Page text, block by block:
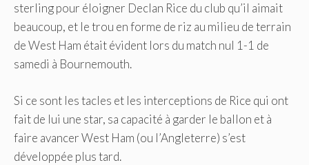
sterling pour éloigner Declan Rice du club qu’il aimait
beaucoup, et le trou en forme de riz au milieu de terrain
de West Ham était évident lors du match nul 1-1 de
samedi à Bournemouth.
Si ce sont les tacles et les interceptions de Rice qui ont
fait de lui une star, sa capacité à garder le ballon et à
faire avancer West Ham (ou l’Angleterre) s’est
développée plus tard.